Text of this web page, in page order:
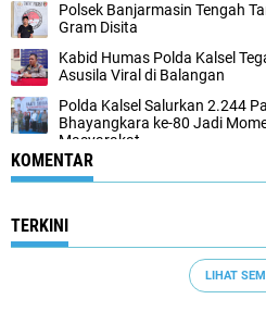
Polsek Banjarmasin Tengah
Gram Disita
Kabid Humas Polda Kalsel
Asusila Viral di Balangan
Polda Kalsel Salurkan 2.244
Bhayangkara ke-80 Jadi
Masyarakat
KOMENTAR
TERKINI
LIHAT